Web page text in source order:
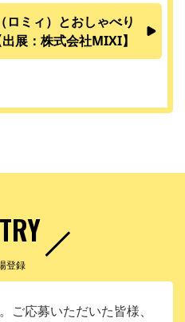
ミィ）とおしゃべり
展：株式会社MIXI】
登録
応募いただいた皆様、